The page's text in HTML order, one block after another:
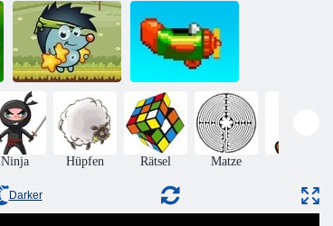
Geldüberzug 3
Wachdienst
Mein
Abenteuerbuch
2
Sboschik Äpfeln Wiederholen
Ninja Hüpfen Rätsel Matze
Darker